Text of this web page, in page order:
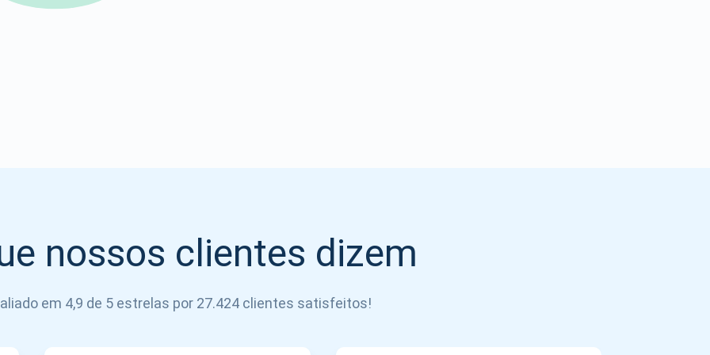
nossos clientes dizem
em 4,9 de 5 estrelas por 27.424 clientes satisfeitos!